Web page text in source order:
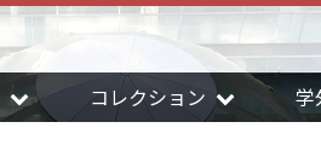
コレクション 学